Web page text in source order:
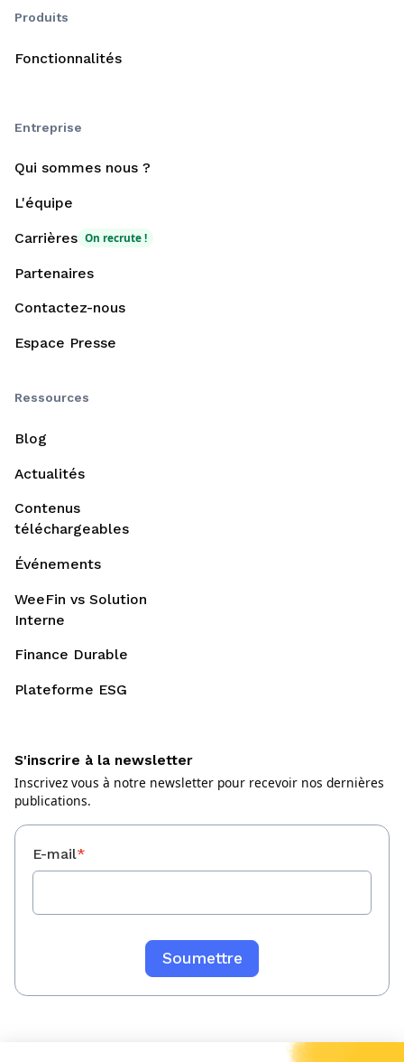
Produits
Fonctionnalités
Entreprise
Qui sommes nous ?
L'équipe
Carrières On recrute !
Partenaires
Contactez-nous
Espace Presse
Ressources
Blog
Actualités
Contenus
téléchargeables
Événements
WeeFin vs Solution
Interne
Finance Durable
Plateforme ESG
S'inscrire à la newsletter
Inscrivez vous à notre newsletter pour recevoir nos dernières
publications.
E-mail*